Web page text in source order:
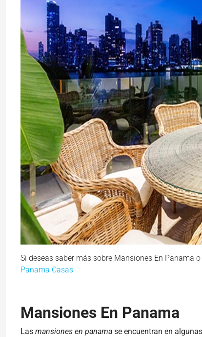
Si deseas saber más sobre Mansiones En Panama
Panama Casas
Mansiones En Panama
Las mansiones en panama se encuentran en